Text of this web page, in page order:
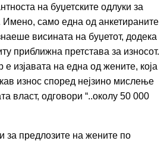
на буџетските одлуки за
Имено, само една од анкетираните
висината на буџетот, додека
приближна претстава за износот.
изјавата на една од жените, која
износ според нејзино мислење
власт, одговори “..околу 50 000
предлозите на жените по